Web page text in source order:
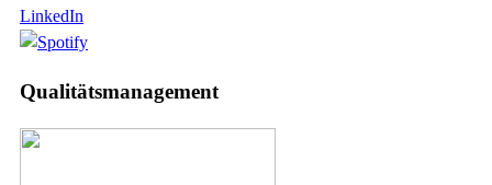
LinkedIn
Qualitätsmanagement